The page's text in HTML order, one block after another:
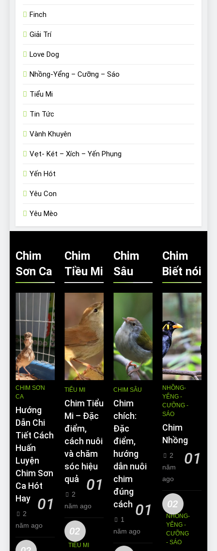
Finch
Giải Trí
Love Dog
Nhồng-Yểng – Cưỡng – Sáo
Tiểu Mi
Tin Tức
Vành Khuyên
Vẹt- Két – Xích – Yến Phụng
Yến Hót
Yêu Con
Yêu Mèo
Chim
Sơn Ca
CHIM SƠN
CA
Hướng
Dẫn Chi
Tiết Cách
Huấn
Luyện
Chim Sơn
Ca Hót
Hay
01
2
năm ago
Chim
Tiều Mi
TIỂU MI
Chim Tiểu
Mi – Đặc
điểm,
cách nuôi
và chăm
sóc hiệu
quả
01
2
năm ago
02
TIỂU MI
Chim
Sâu
CHIM SÂU
Chim
chích:
Đặc
điểm,
hướng
dẫn nuôi
chim
đúng
cách 01
1
năm ago
Chim
Biết nói
NHỒNG-
YỂNG -
CƯỠNG -
SÁO
Chim
Nhồng
01
2
năm
ago
02
NHỒNG-
YỂNG -
CƯỠNG
- SÁO